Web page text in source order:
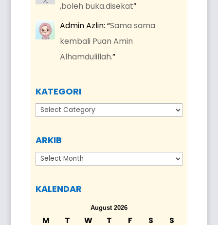
,boleh buka.disekat”
Admin Azlin: “Sama sama
kembali Puan Amin
Alhamdulillah.”
KATEGORI
Kategori
ARKIB
Arkib
KALENDAR
August 2026
M T W T F S S